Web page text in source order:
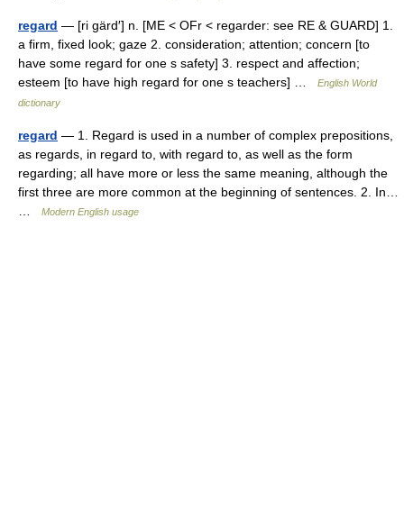
regard — [ri gärd′] n. [ME < OFr < regarder: see RE & GUARD] 1.
a firm, fixed look; gaze 2. consideration; attention; concern [to
have some regard for one s safety] 3. respect and affection;
esteem [to have high regard for one s teachers] …
English World
dictionary
regard — 1. Regard is used in a number of complex prepositions,
as regards, in regard to, with regard to, as well as the form
regarding; all have more or less the same meaning, although the
first three are more common at the beginning of sentences. 2. In…
Modern English usage